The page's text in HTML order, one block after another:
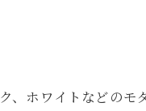
、ホワイトなどの